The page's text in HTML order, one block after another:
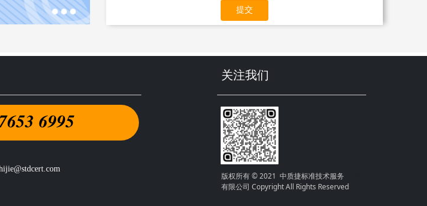
提交
6995
关注我们
版权所有 © 2021 中质捷标准技术服务
有限公司 Copyright All Rights Reserved